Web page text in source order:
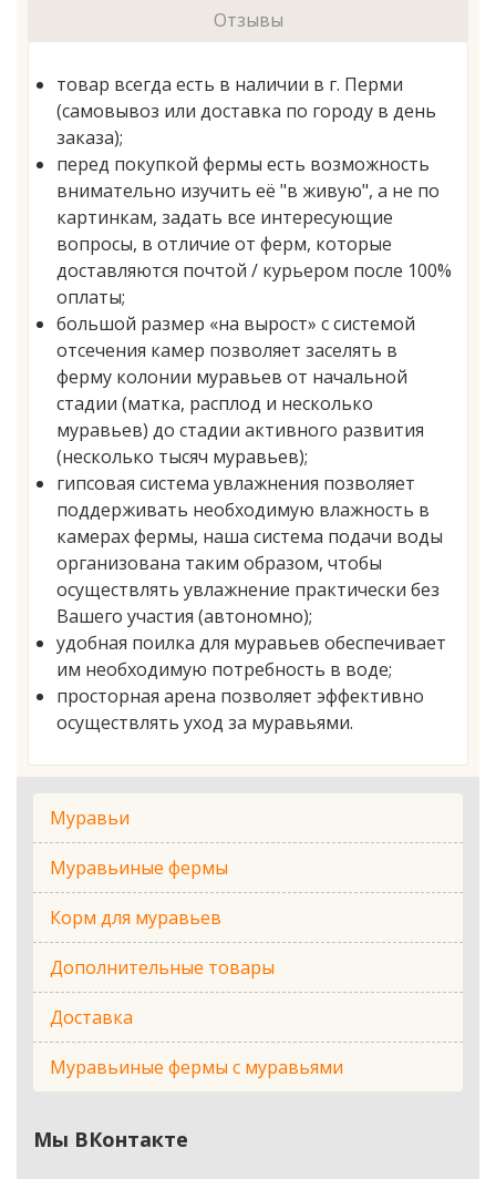
Муравьи
Муравьиные фермы
Корм для муравьев
Дополнительные товары
Доставка
Муравьиные фермы с муравьями
Мы ВКонтакте
Отзывы
товар всегда есть в наличии в г. Перми
(самовывоз или доставка по городу в день
заказа);
перед покупкой фермы есть возможность
внимательно изучить её "в живую", а не по
картинкам, задать все интересующие
вопросы, в отличие от ферм, которые
доставляются почтой / курьером после 100%
оплаты;
большой размер «на вырост» с системой
отсечения камер позволяет заселять в
ферму колонии муравьев от начальной
стадии (матка, расплод и несколько
муравьев) до стадии активного развития
(несколько тысяч муравьев);
гипсовая система увлажнения позволяет
поддерживать необходимую влажность в
камерах фермы, наша система подачи воды
организована таким образом, чтобы
осуществлять увлажнение практически без
Вашего участия (автономно);
удобная поилка для муравьев обеспечивает
им необходимую потребность в воде;
просторная арена позволяет эффективно
осуществлять уход за муравьями.